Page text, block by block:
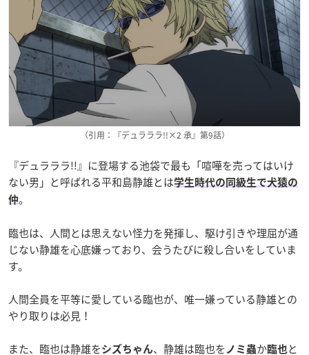
（引用：『デュラララ!!×2 承』第9話）
『デュラララ!!』に登場する池袋で最も「喧嘩を売ってはいけ
ない男」と呼ばれる平和島静雄とは学生時代の同級生で犬猿の
仲。
臨也は、人間とは思えない怪力を発揮し、駆け引きや理屈が通
じない静雄を心底嫌っており、会うたびに殺し合いをしていま
す。
人間全員を平等に愛している臨也が、唯一嫌っている静雄との
やり取りは必見！
また、臨也は静雄を シズちゃん、静雄は臨也を ノミ蟲か臨也 と